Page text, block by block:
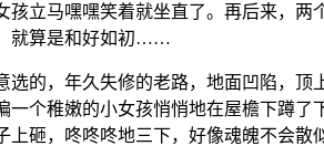
立马嘿嘿笑着就坐直了。再后来，
就算是和好如初……
的，年久失修的老路，地面凹陷，
个稚嫩的小女孩悄悄地在屋檐下蹲
砸，咚咚咚地三下，好像魂魄不会散